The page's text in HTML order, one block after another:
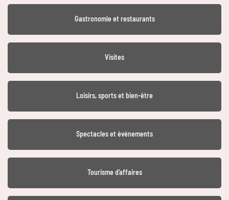
Gastronomie et restaurants
Visites
Loisirs, sports et bien-être
Spectacles et événements
Tourisme d’affaires